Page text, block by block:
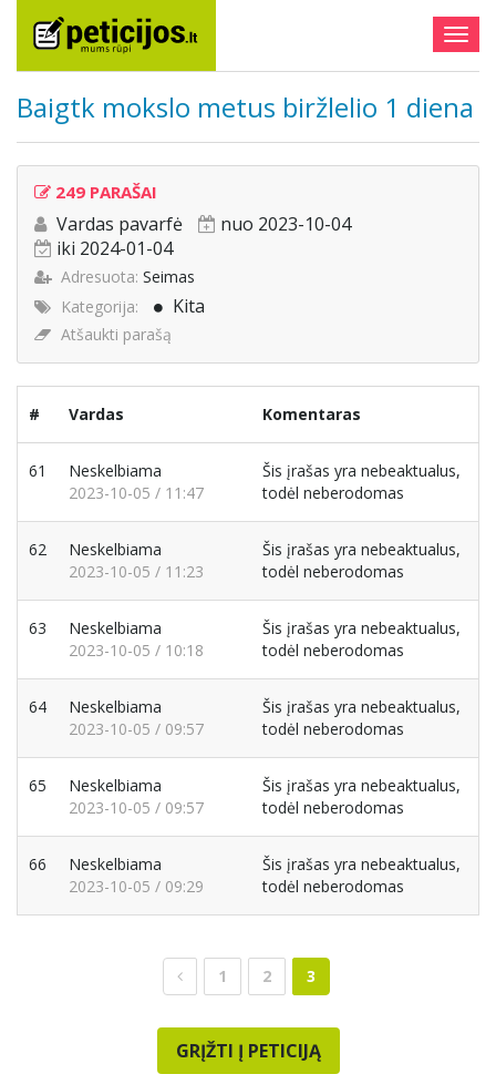
Baigtk mokslo metus biržlelio 1 diena
249 PARAŠAI
Vardas pavarfė
nuo 2023-10-04
iki 2024-01-04
Adresuota: Seimas
Kategorija:
Kita
Atšaukti parašą
# Vardas Komentaras
61
Neskelbiama
2023-10-05 / 11:47
Šis įrašas yra nebeaktualus,
todėl neberodomas
62
Neskelbiama
2023-10-05 / 11:23
Šis įrašas yra nebeaktualus,
todėl neberodomas
63
Neskelbiama
2023-10-05 / 10:18
Šis įrašas yra nebeaktualus,
todėl neberodomas
64
Neskelbiama
2023-10-05 / 09:57
Šis įrašas yra nebeaktualus,
todėl neberodomas
65
Neskelbiama
2023-10-05 / 09:57
Šis įrašas yra nebeaktualus,
todėl neberodomas
66
Neskelbiama
2023-10-05 / 09:29
Šis įrašas yra nebeaktualus,
todėl neberodomas
1 2 3
GRĮŽTI Į PETICIJĄ